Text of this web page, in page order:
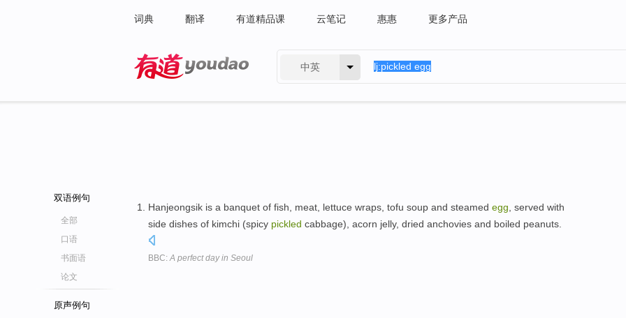
词典 翻译 有道精品课 云笔记 惠惠 更多产品
中英
双语例句
全部
口语
书面语
论文
原声例句
Hanjeongsik is a banquet of fish, meat, lettuce wraps, tofu soup and steamed egg , served with
side dishes of kimchi (spicy pickled cabbage), acorn jelly, dried anchovies and boiled peanuts.
BBC:A perfect day in Seoul